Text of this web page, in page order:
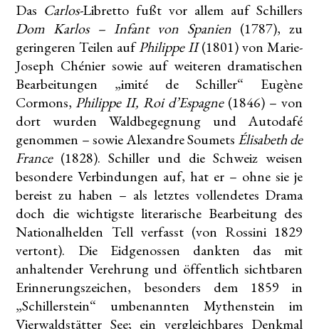
Das Carlos-Libretto fußt vor allem auf Schillers
Dom Karlos – Infant von Spanien (1787), zu
geringeren Teilen aufPhilippe II(1801) von Marie-
Joseph Chénier sowie auf weiteren dramatischen
Bearbeitungen „imité de Schiller“ Eugène
Cormons,Philippe II, Roi d’Espagne(1846) – von
dort wurden Waldbegegnung und Autodafé
genommen – sowie Alexandre Soumets Élisabeth de
France(1828). Schiller und die Schweiz weisen
besondere Verbindungen auf, hat er – ohne sie je
bereist zu haben – als letztes vollendetes Drama
doch die wichtigste literarische Bearbeitung des
Nationalhelden Tell verfasst (von Rossini 1829
vertont). Die Eidgenossen dankten das mit
anhaltender Verehrung und öffentlich sichtbaren
Erinnerungszeichen, besonders dem 1859 in
„Schillerstein“ umbenannten Mythenstein im
Vierwaldstätter See; ein vergleichbares Denkmal